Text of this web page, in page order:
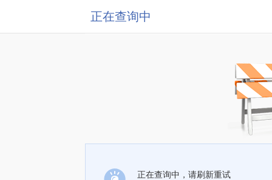
正在查询中
正在查询中，请刷新重试